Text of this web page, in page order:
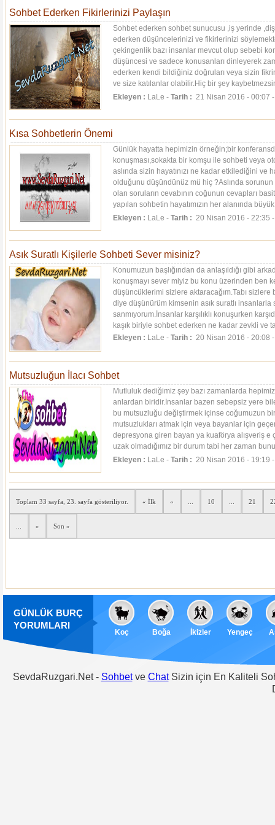
Sohbet Ederken Fikirlerinizi Paylaşın
Sohbet ederken sohbet sunucusu ,iş yerinde
ederken düşüncelerinizi ve fikirlerinizi
çekingenlik bazı insanlar mevcut olup sebebi
düşüncesi ve sadece konusanları dinleyerek
ederken kendi bildiğiniz doğruları veya sizin
ve size katılanlar olabilir.Hiç bir şey
konusu... [Devamı]
Ekleyen : LaLe -Tarih : 21 Nisan 2016 - 00:07
Kısa Sohbetlerin Önemi
Günlük hayatta hepimizin örneğin;bir
konuşması,sokakta bir komşu ile sohbeti veya
aslında sizin hayatınızı ne kadar etkilediğini ve
olduğunu düşündünüz mü hiç ?Aslında
olan soruların cevabının coğunun cevapları
yapılan sohbetin hayatımızın her alanında
vardır.Seçtiğimiz...[Devamı]
Ekleyen : LaLe -Tarih : 20 Nisan 2016 - 22:35
Asık Suratlı Kişilerle Sohbeti Sever misiniz?
Konumuzun başlığından da anlaşıldığı gibi
konuşmayı sever miyiz bu konu üzerinden ben
düşüncüklerimi sizlere aktaracağım.Tabı
diye düşünürüm kimsenin asık suratlı
sanmıyorum.İnsanlar karşılıklı konuşurken
kaşık biriyle sohbet ederken ne kadar zevkli ve
Ekleyen : LaLe -Tarih : 20 Nisan 2016 - 20:08
Mutsuzluğun İlacı Sohbet
Mutluluk dediğimiz şey bazı zamanlarda
anlardan biridir.İnsanlar bazen sebepsiz yere
bu mutsuzluğu değiştirmek içinse coğumuzun
mutsuzlukları atmak için veya bayanlar için
depresyona giren bayan ya kuaförya alışveriş e
uzak olmadığımız bir durum tabi her zaman
coğumuzun.Artık...[Devamı]
Ekleyen : LaLe -Tarih : 20 Nisan 2016 - 19:19
Toplam 33 sayfa, 23. sayfa gösteriliyor. « İlk « 10 21
» Son »
GÜNLÜK BURÇ
YORUMLARI
Koç Boğa İkizler Yengeç
SevdaRuzgari.Net - Sohbetve ChatSizin için En Kaliteli